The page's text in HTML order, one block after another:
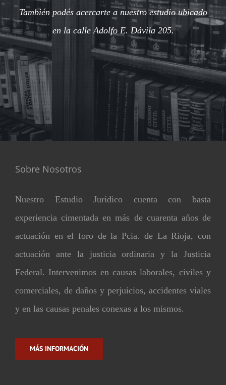
También podés acercarte a nuestro estudio ubicado
en la calle Adolfo E. Dávila 205.
Sobre Nosotros
Nuestro Estudio Jurídico cuenta con basta
experiencia cimentada en más de cuarenta años de
actuación en el foro de la Pcia. de La Rioja, con
actuación ante la justicia ordinaria y la Justicia
Federal. Intervenimos en causas laborales, civiles y
comerciales, de daños y perjuicios, accidentes viales
y en las causas penales conexas a los mismos.
MÁS INFORMACIÓN